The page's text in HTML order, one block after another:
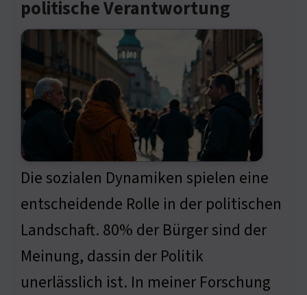
politische Verantwortung
Die sozialen Dynamiken spielen eine
entscheidende Rolle in der politischen
Landschaft. 80% der Bürger sind der
Meinung, dassin der Politik
unerlässlich ist. In meiner Forschung